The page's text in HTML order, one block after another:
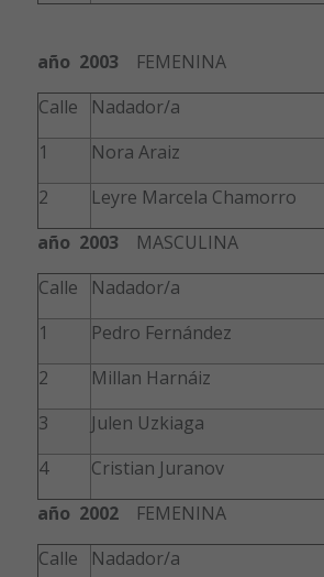
año 2003 FEMENINA
Calle
Nadador/a
1
Nora Araiz
2
Leyre Marcela Chamorro
año 2003 MASCULINA
Calle
Nadador/a
1
Pedro Fernández
2
Millan Harnáiz
3
Julen Uzkiaga
4
Cristian Juranov
año 2002FEMENINA
Calle
Nadador/a